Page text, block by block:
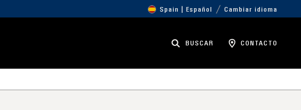
Spain | Español Cambiar idioma
BUSCAR CONTACTO